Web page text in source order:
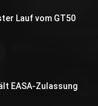
Lauf vom GT50
EASA-Zulassung